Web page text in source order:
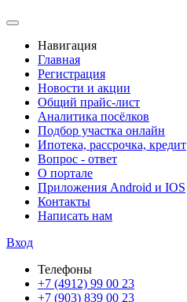
Навигация
Главная
Регистрация
Новости и акции
Общий прайс-лист
Аналитика посёлков
Подбор участка онлайн
Ипотека, рассрочка, кредит
Вопрос - ответ
О портале
Приложения Android и IOS
Контакты
Написать нам
Вход
Телефоны
+7 (4912) 99 00 23
+7 (903) 839 00 23